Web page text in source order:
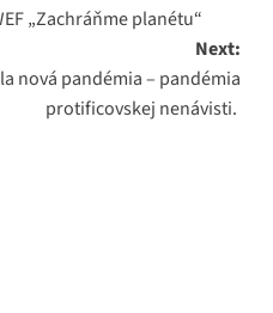
„Zachráňme planétu“
Next:
nová pandémia – pandémia
protificovskej nenávisti.